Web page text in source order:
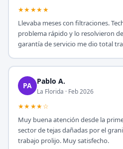
★★★★★
Llevaba meses con filtraciones.
problema rápido y lo resolvieron
garantía de servicio me dio total
PA Pablo A.
La Florida · Feb 2026
★★★★☆
Muy buena atención desde la
sector de tejas dañadas por el
trabajo prolijo. Muy satisfecho.